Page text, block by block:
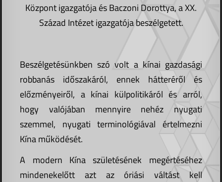
Központ igazgatója és Baczoni Dorottya, a XX.
Század Intézet igazgatója beszélgetett.
Beszélgetésünkben szó volt a kínai gazdasági
robbanás időszakáról, ennek hátteréről és
előzményeiről, a kínai külpolitikáról és arról,
hogy valójában mennyire nehéz nyugati
szemmel, nyugati terminológiával értelmezni
Kína működését.
A modern Kína születésének megértéséhez
mindenekelőtt azt az óriási váltást kell